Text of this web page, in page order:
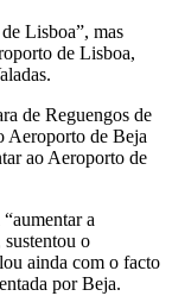
Lisboa”, mas
de Lisboa,
de Reguengos de
Aeroporto de Beja
ao Aeroporto de
a
o
ainda com o facto
por Beja.